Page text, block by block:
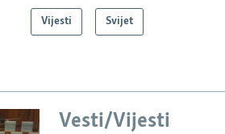
Vijesti Svijet
Vesti/Vijesti